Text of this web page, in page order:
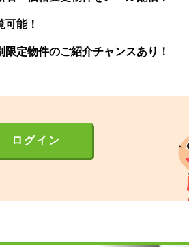
可能！
限定物件のご紹介チャンスあり！
ログイン